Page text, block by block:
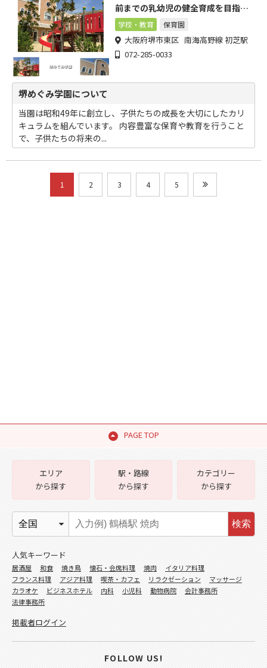
前までの乳幼児の健全育成を目指し
ております。
学校・教育 保育園
大阪府堺市東区 南海高野線 初芝駅
072-285-0033
堺めぐみ学園について
当園は昭和49年に創立し、子供たちの成長を大切にしたカリ
キュラムを組んでいます。 内容豊富な保育や教育を行うこと
で、子供たちの将来の...
1 2 3 4 5
PAGE TOP
エリア
から探す
駅・路線
から探す
カテゴリー
から探す
検索
人気キーワード
居酒屋 和食 焼き鳥 懐石・会席料理 焼肉
イタリア料理
フランス料理
アジア料理 喫茶・カフェ リラクゼーション
マッサージ
カラオケ
ビジネスホテル 内科 小児科 動物病院
会計事務所
法律事務所
掲載者ログイン
FOLLOW US!